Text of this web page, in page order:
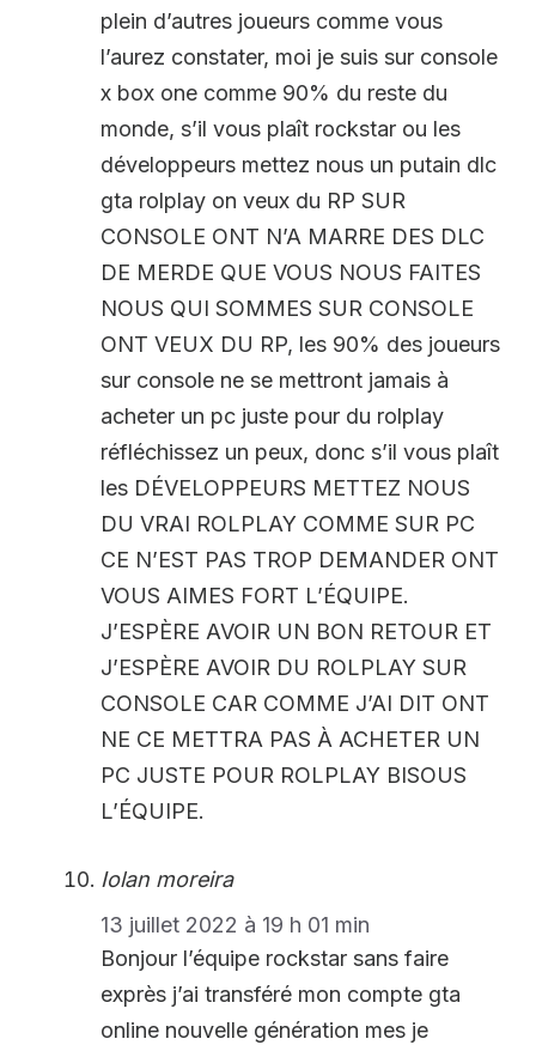
plein d’autres joueurs comme vous
l’aurez constater, moi je suis sur console
x box one comme 90% du reste du
monde, s’il vous plaît rockstar ou les
développeurs mettez nous un putain dlc
gta rolplay on veux du RP SUR
CONSOLE ONT N’A MARRE DES DLC
DE MERDE QUE VOUS NOUS FAITES
NOUS QUI SOMMES SUR CONSOLE
ONT VEUX DU RP, les 90% des joueurs
sur console ne se mettront jamais à
acheter un pc juste pour du rolplay
réfléchissez un peux, donc s’il vous plaît
les DÉVELOPPEURS METTEZ NOUS
DU VRAI ROLPLAY COMME SUR PC
CE N’EST PAS TROP DEMANDER ONT
VOUS AIMES FORT L’ÉQUIPE.
J’ESPÈRE AVOIR UN BON RETOUR ET
J’ESPÈRE AVOIR DU ROLPLAY SUR
CONSOLE CAR COMME J’AI DIT ONT
NE CE METTRA PAS À ACHETER UN
PC JUSTE POUR ROLPLAY BISOUS
L’ÉQUIPE.
Iolan moreira
13 juillet 2022 à 19 h 01 min
Bonjour l’équipe rockstar sans faire
exprès j’ai transféré mon compte gta
online nouvelle génération mes je